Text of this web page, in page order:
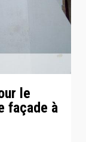
le
façade à